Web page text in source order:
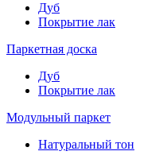
Дуб
Покрытие лак
Паркетная доска
Дуб
Покрытие лак
Модульный паркет
Натуральный тон